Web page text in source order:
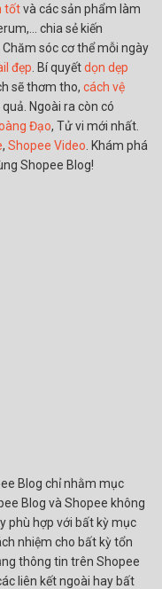
tốtvà các sản phẩm làm
chia sẻ kiến
. Chăm sóc cơ thể mỗi ngày
đẹp . Bí quyếtdọn dẹp
sẽ thơm tho, cách vệ
Ngoài ra còn có
Đạo, Tử vi mới nhất.
, Shopee Video . Khám phá
Shopee Blog!
Blog chỉ nhằm mục
Blog và Shopee không
phù hợp với bất kỳ mục
nhiệm cho bất kỳ tổn
thông tin trên Shopee
liên kết ngoài hay bất